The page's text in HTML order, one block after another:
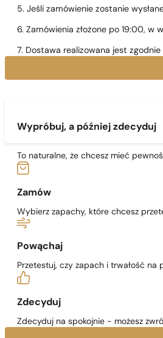
5. Jeśli zamówienie zostanie
6. Zamówienia złożone po 19:00,
7. Dostawa realizowana jest
Wypróbuj, a później zdecyduj
To naturalne, że chcesz mieć
Zamów
Wybierz zapachy, które chcesz
Powąchaj
Przetestuj, czy zapach i trwałość na
Zdecyduj
Zdecyduj na spokojnie - możesz